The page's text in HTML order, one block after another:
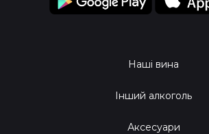
Наші вина
Інший алкоголь
Аксесуари